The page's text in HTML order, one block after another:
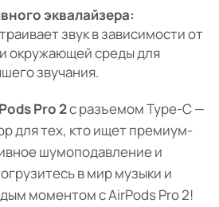
эквалайзера:
звук в зависимости от
окружающей среды для
звучания.
Pro 2с разъемом Type-C —
для тех, кто ищет премиум-
шумоподавление и
в мир музыки и
моментом с AirPods Pro 2!